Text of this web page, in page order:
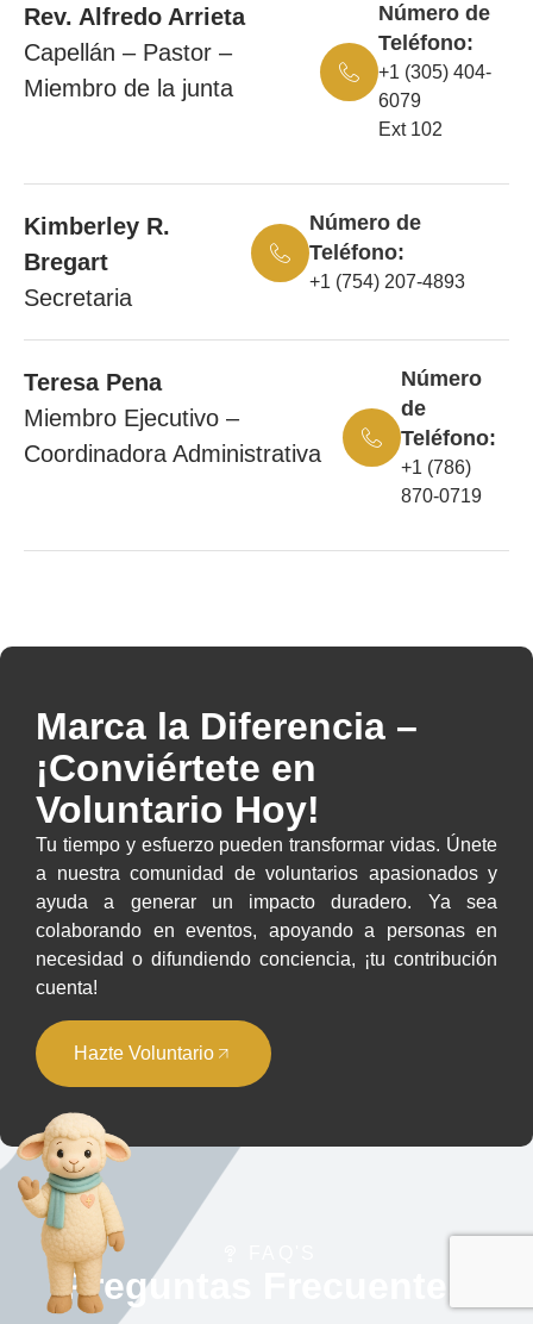
Rev. Alfredo Arrieta
Capellán – Pastor –
Miembro de la junta
Número de
Teléfono:
+1 (305) 404-
6079
Ext 102
Kimberley R.
Bregart
Secretaria
Número de
Teléfono:
+1 (754) 207-4893
Teresa Pena
Miembro Ejecutivo –
Coordinadora Administrativa
Número
de
Teléfono:
+1 (786)
870-0719
Marca la Diferencia –
¡Conviértete en
Voluntario Hoy!
Tu tiempo y esfuerzo pueden transformar vidas. Únete
a nuestra comunidad de voluntarios apasionados y
ayuda a generar un impacto duradero. Ya sea
colaborando en eventos, apoyando a personas en
necesidad o difundiendo conciencia, ¡tu contribución
cuenta!
Hazte Voluntario
Preguntas Frecuentes